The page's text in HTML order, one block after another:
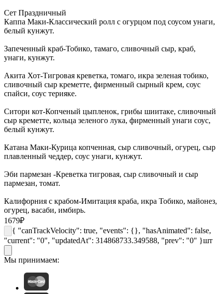
Сет Праздничный
Каппа Маки-Классический ролл с огурцом под соусом унаги,
белый кунжут.
Запеченный краб-Тобико, тамаго, сливочный сыр, краб,
унаги, кунжут.
Акита Хот-Тигровая креветка, томаго, икра зеленая тобико,
сливочный сыр креметте, фирменный сырный крем, соус
спайси, соус терияке.
Ситори кот-Копченый цыпленок, грибы шиитаке, сливочный
сыр креметте, кольца зеленого лука, фирменный унаги соус,
белый кунжут.
Катана Маки-Курица копченная, сыр сливочный, огурец, сыр
плавленный чеддер, соус унаги, кунжут.
Эби пармезан -Креветка тигровая, сыр сливочный и сыр
пармезан, томат.
Калифорния с крабом-Имитация краба, икра Тобико, майонез,
огурец, васаби, имбирь.
1679₽
{ "canTrackVelocity": true, "events": {}, "hasAnimated": false,
"current": "0", "updatedAt": 314868733.349588, "prev": "0" }шт
Мы принимаем: